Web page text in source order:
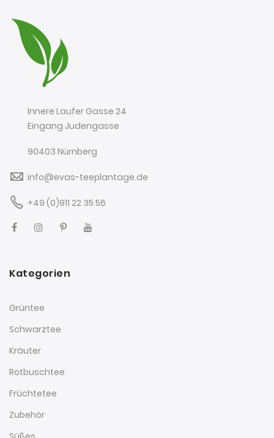
Innere Laufer Gasse 24
Eingang Judengasse
90403 Nürnberg
info@evas-teeplantage.de
+49 (0)911 22 35 56
Kategorien
Grüntee
Schwarztee
Kräuter
Rotbuschtee
Früchtetee
Zubehör